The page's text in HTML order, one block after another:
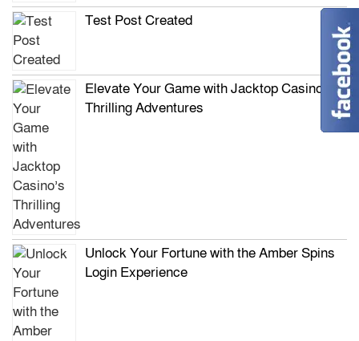
Test Post Created
Elevate Your Game with Jacktop Casino’s
Thrilling Adventures
Unlock Your Fortune with the Amber Spins
Login Experience